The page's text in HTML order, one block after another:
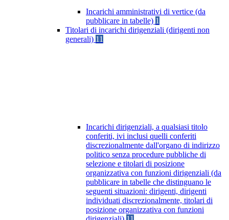
Incarichi amministrativi di vertice (da
pubblicare in tabelle) 1
Titolari di incarichi dirigenziali (dirigenti non
generali) 11
Incarichi dirigenziali, a qualsiasi titolo
conferiti, ivi inclusi quelli conferiti
discrezionalmente dall'organo di indirizzo
politico senza procedure pubbliche di
selezione e titolari di posizione
organizzativa con funzioni dirigenziali (da
pubblicare in tabelle che distinguano le
seguenti situazioni: dirigenti, dirigenti
individuati discrezionalmente, titolari di
posizione organizzativa con funzioni